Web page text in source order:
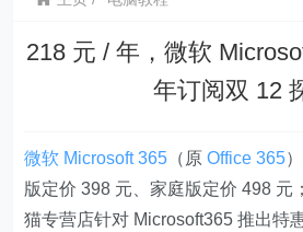
218 元 / 年，微软
年订阅双 12
微软 Microsoft 365 （原Office 365
版定价 398 元、家庭版定价 498 元
猫专营店针对 Microsoft365 推出特